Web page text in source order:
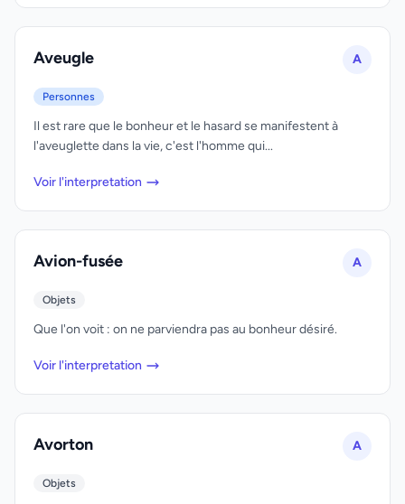
Aveugle A
Personnes
Il est rare que le bonheur et le hasard se manifestent à
l'aveuglette dans la vie, c'est l'homme qui...
Voir l'interpretation
Avion-fusée A
Objets
Que l'on voit : on ne parviendra pas au bonheur désiré.
Voir l'interpretation
Avorton A
Objets